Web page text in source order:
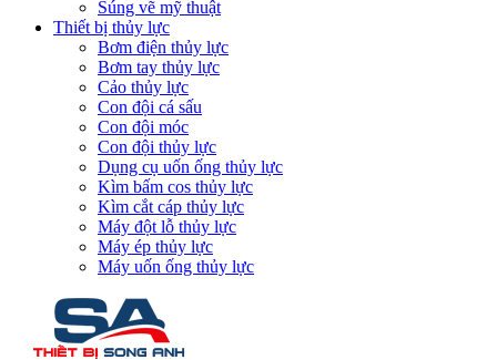
Súng vẽ mỹ thuật
Thiết bị thủy lực
Bơm điện thủy lực
Bơm tay thủy lực
Cảo thủy lực
Con đội cá sấu
Con đội móc
Con đội thủy lực
Dụng cụ uốn ống thủy lực
Kìm bấm cos thủy lực
Kìm cắt cáp thủy lực
Máy đột lỗ thủy lực
Máy ép thủy lực
Máy uốn ống thủy lực